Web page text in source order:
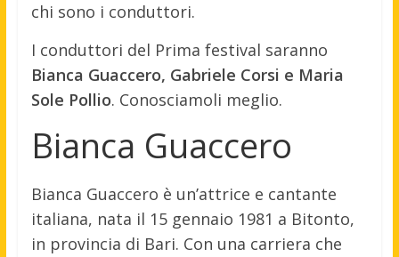
chi sono i conduttori.
I conduttori del Prima festival saranno
Bianca Guaccero, Gabriele Corsi e Maria
Sole Pollio. Conosciamoli meglio.
Bianca Guaccero
Bianca Guaccero è un’attrice e cantante
italiana, nata il 15 gennaio 1981 a Bitonto,
in provincia di Bari. Con una carriera che